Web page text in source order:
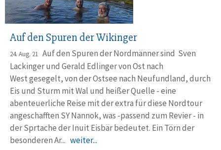
Auf den Spuren der Wikinger
24. Aug. 21 Auf den Spuren der Nordmänner sind Sven
Lackinger und Gerald Edlinger von Ost nach
West gesegelt, von der Ostsee nach Neufundland, durch
Eis und Sturm mit Wal und heißer Quelle - eine
abenteuerliche Reise mit der extra für diese Nordtour
angeschafften SY Nannok, was -passend zum Revier - in
der Sprtache der Inuit Eisbär bedeutet. Ein Törn der
besonderen Ar... weiter...